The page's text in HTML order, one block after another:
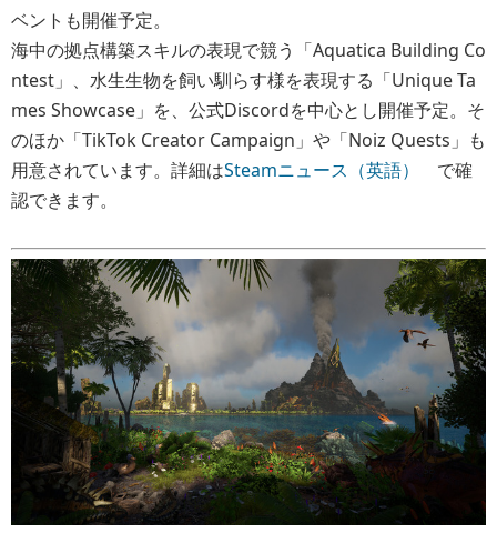
ベントも開催予定。
海中の拠点構築スキルの表現で競う「Aquatica Building Co
ntest」、水生生物を飼い馴らす様を表現する「Unique Ta
mes Showcase」を、公式Discordを中心とし開催予定。そ
のほか「TikTok Creator Campaign」や「Noiz Quests」も
用意されています。詳細はSteamニュース（英語）
で確
認できます。